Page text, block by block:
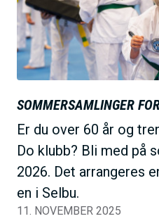
e
SOMMERSAMLINGER
Er du over 60 år og
Do klubb? Bli med på
2026. Det arrangeres
en i Selbu.
11. NOVEMBER 2025